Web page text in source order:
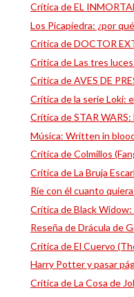
Crítica de EL
Los Picapiedra: ¿por
Crítica de DOCTOR
Crítica de Las tres luces
Crítica de AVES DE
Crítica de la serie Loki:
Crítica de STAR WARS:
Música: Written in
Crítica de Colmillos
Crítica de La Bruja
Ríe con él cuanto
Crítica de Black Widow:
Reseña de Drácula de
Crítica de El Cuervo
Harry Potter y pasar
Crítica de La Cosa de